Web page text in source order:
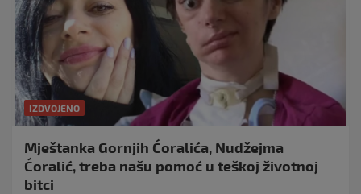
IZDVOJENO
Mještanka Gornjih Ćoralića, Nudžejma
Ćoralić, treba našu pomoć u teškoj životnoj
bitci